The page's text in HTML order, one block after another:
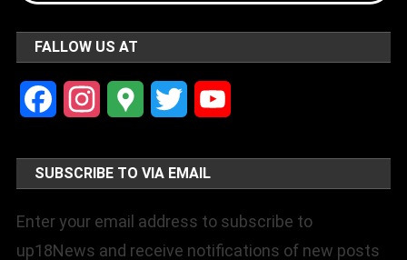
FALLOW US AT
FacebookInstagramGoogle Twitter
SUBSCRIBE TO VIA EMAIL
Enter your email address to subscribe to
up18News and receive notifications of new posts